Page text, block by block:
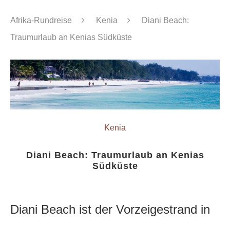
Afrika-Rundreise Kenia
Diani Beach:
Traumurlaub an Kenias Südküste
Kenia
Diani Beach: Traumurlaub an Kenias
Südküste
Diani Beach ist der Vorzeigestrand in